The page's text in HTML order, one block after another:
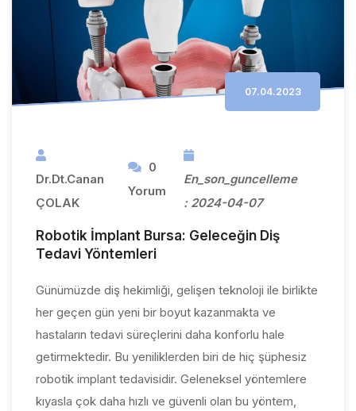
07.04.2023
Dr.Dt.Canan
ÇOLAK
0
Yorum
En_son_guncelleme
: 2024-04-07
Robotik İmplant Bursa: Geleceğin Diş
Tedavi Yöntemleri
Günümüzde diş hekimliği, gelişen teknoloji ile birlikte
her geçen gün yeni bir boyut kazanmakta ve
hastaların tedavi süreçlerini daha konforlu hale
getirmektedir. Bu yeniliklerden biri de hiç şüphesiz
robotik implant tedavisidir. Geleneksel yöntemlere
kıyasla çok daha hızlı ve güvenli olan bu yöntem,